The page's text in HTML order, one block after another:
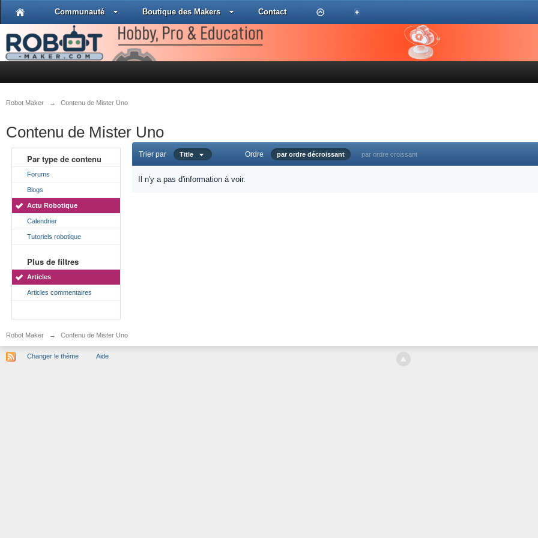
Communauté Boutique des Makers Contact
Robot Maker → Contenu de Mister Uno
Contenu de Mister Uno
Par type de contenu
Forums
Blogs
Actu Robotique
Calendrier
Tutoriels robotique
Plus de filtres
Articles
Articles commentaires
Trier par Title Ordre par ordre décroissant par ordre croissant
Il n'y a pas d'information à voir.
Robot Maker → Contenu de Mister Uno
Changer le thème Aide